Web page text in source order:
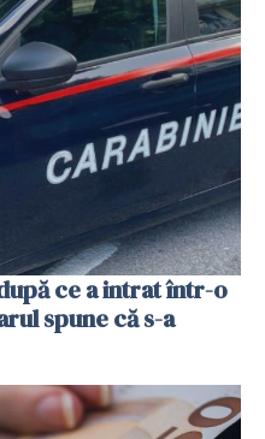
ce a intrat într-o
spune că s-a